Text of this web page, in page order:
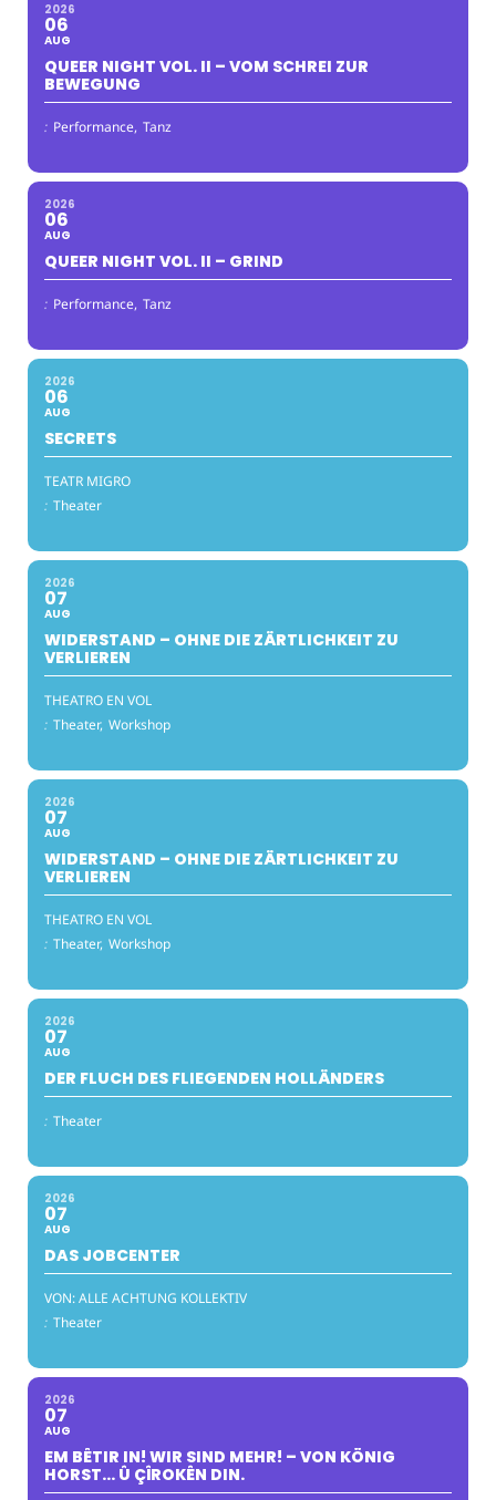
2026
06
AUG
QUEER NIGHT VOL. II – VOM SCHREI ZUR
BEWEGUNG
: Performance, Tanz
2026
06
AUG
QUEER NIGHT VOL. II – GRIND
: Performance, Tanz
2026
06
AUG
SECRETS
TEATR MIGRO
: Theater
2026
07
AUG
WIDERSTAND – OHNE DIE ZÄRTLICHKEIT ZU
VERLIEREN
THEATRO EN VOL
: Theater, Workshop
2026
07
AUG
WIDERSTAND – OHNE DIE ZÄRTLICHKEIT ZU
VERLIEREN
THEATRO EN VOL
: Theater, Workshop
2026
07
AUG
DER FLUCH DES FLIEGENDEN HOLLÄNDERS
: Theater
2026
07
AUG
DAS JOBCENTER
VON: ALLE ACHTUNG KOLLEKTIV
: Theater
2026
07
AUG
EM BÊTIR IN! WIR SIND MEHR! – VON KÖNIG
HORST… Û ÇÎROKÊN DIN.